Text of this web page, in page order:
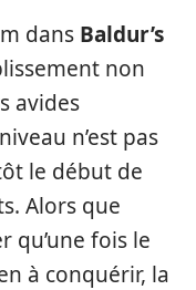
dans Baldur’s
non
avides
n’est pas
le début de
Alors que
qu’une fois le
à conquérir, la